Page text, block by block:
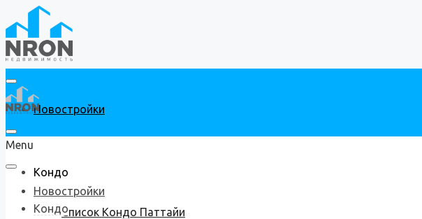
Новостройки
Кондо
Список Кондо Паттайи
Menu
Новостройки
Кондо